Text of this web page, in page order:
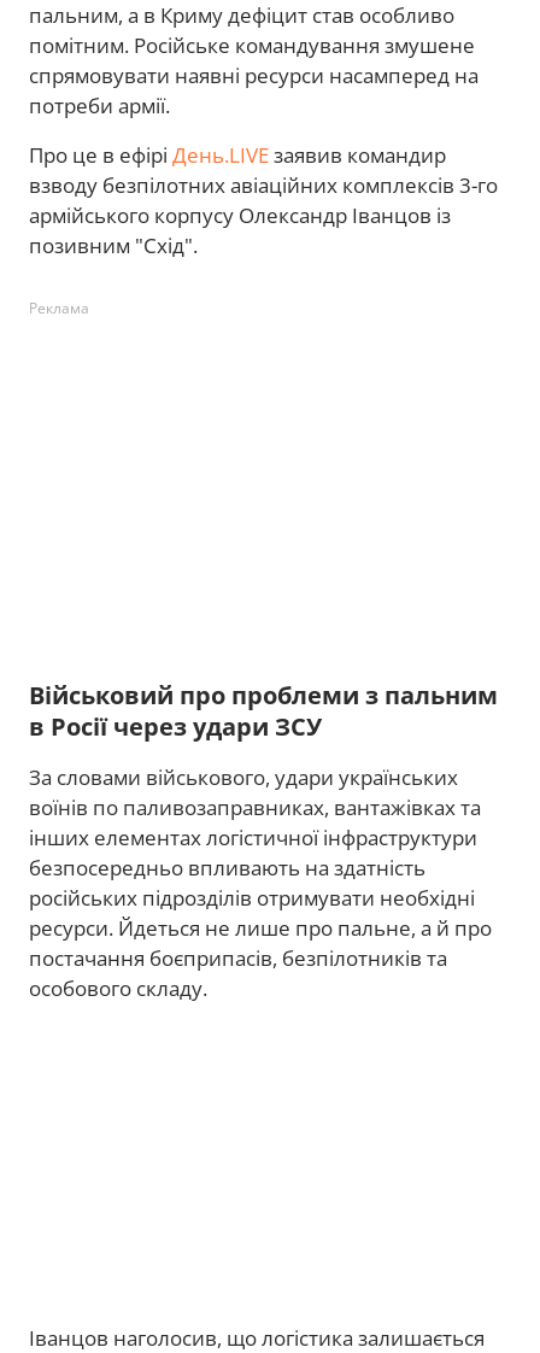
пальним, а в Криму дефіцит став особливо
помітним. Російське командування змушене
спрямовувати наявні ресурси насамперед на
потреби армії.
Про це в ефірі День.LIVEзаявив командир
взводу безпілотних авіаційних комплексів 3-го
армійського корпусу Олександр Іванцов із
позивним "Схід".
Реклама
Військовий про проблеми з пальним
в Росії через удари ЗСУ
За словами військового, удари українських
воїнів по паливозаправниках, вантажівках та
інших елементах логістичної інфраструктури
безпосередньо впливають на здатність
російських підрозділів отримувати необхідні
ресурси. Йдеться не лише про пальне, а й про
постачання боєприпасів, безпілотників та
особового складу.
Іванцов наголосив, що логістика залишається